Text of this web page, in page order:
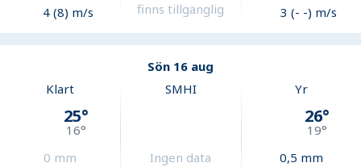
4 (8) m/s
finns tillgänglig
3 (- -) m/s
Sön 16 aug
Klart
25°
16°
0 mm
SMHI
Ingen data
Yr
26°
19°
0,5 mm